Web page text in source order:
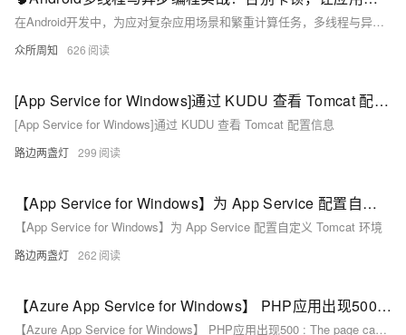
在Android开发中，为应对复杂应用场景和繁重计算任务，多线程与异步编程成为保证UI流畅性的关键。本文将介绍Android中的多线程基础，包括Thread、Handler、Looper、AsyncTask及ExecutorService等，并通过示例代码展示其实用性。AsyncTask适用于简单后台操作，而ExecutorService则能更好地管理复杂并发任务。合理运用这些技术，可显著提升应用性能和用户体验，避免内存泄漏和线程安全问题，确保UI更新顺畅。
众所周知 626
[App Service for Windows]通过 KUDU 查看 Tomcat 配置信息
[App Service for Windows]通过 KUDU 查看 Tomcat 配置信息
路边两盏灯 299
【App Service for Windows】为 App Service 配置自定义 Tomcat 环境
【App Service for Windows】为 App Service 配置自定义 Tomcat 环境
路边两盏灯 262
【Azure App Service for Windows】 PHP应用出现500 : The page cannot be displayed because an internal server error has occurred. 错误
【Azure App Service for Windows】 PHP应用出现500 : The page cannot be displayed because an internal server error has occurred. 错误